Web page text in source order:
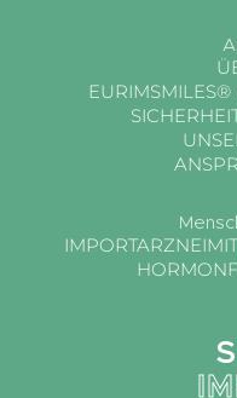
EURIMSMILES®